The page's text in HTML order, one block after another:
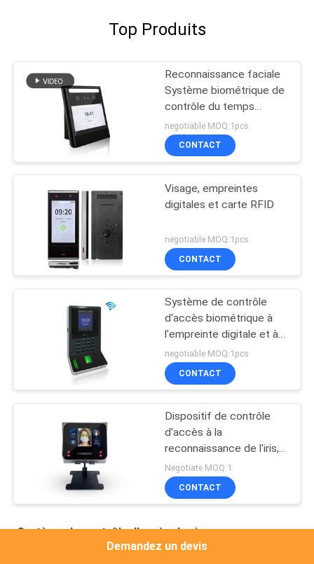
Top Produits
Reconnaissance faciale
Système biométrique de
contrôle du temps
d'assistance et d'accès
avec logiciel FA1000
negotiable MOQ:1pcs
CONTACT
Visage, empreintes
digitales et carte RFID
negotiable MOQ:1pcs
CONTACT
Système de contrôle
d'accès biométrique à
l'empreinte digitale et à
l'heure biométrique du
visage avec port
WiFi/TCP/IP/USB FA220
negotiable MOQ:1pcs
CONTACT
Dispositif de contrôle
d'accès à la
reconnaissance de l'iris,
le scanner des yeux,
avec TCP/IP et support
de logiciel Web
Negotiate MOQ:1
CONTACT
Système de contrôle d'accès de visage
Demandez un devis